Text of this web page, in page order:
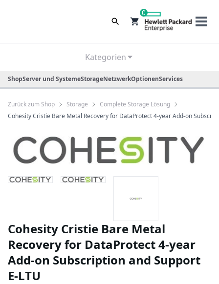
0
Kategorien
ShopServer und SystemeStorageNetzwerkOptionenServices
Zurück zum Shop Storage
Complete Storage Lösung
Cohesity Cristie Bare Metal Recovery for DataProtect 4-year Add-on
Cohesity Cristie Bare Metal
Recovery for DataProtect 4-year
Add-on Subscription and Support
E-LTU